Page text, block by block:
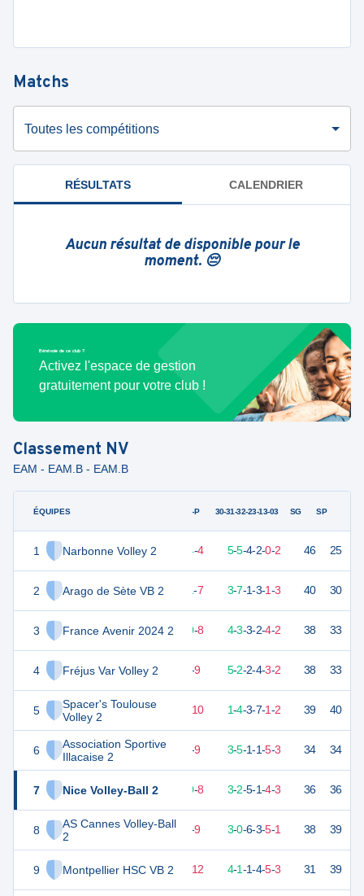
Matchs
Toutes les compétitions
RÉSULTATS CALENDRIER
Aucun résultat de disponible pour le
moment. 😔
Bénévole de ce club ?
Activez l'espace de gestion
gratuitement pour votre club !
Classement NV
EAM - EAM.B - EAM.B
ÉQUIPES
1 Narbonne Volley 2
2 Arago de Sète VB 2
3 France Avenir 2024 2
4 Fréjus Var Volley 2
5
Spacer's Toulouse
Volley 2
6
Association Sportive
Illacaise 2
7 Nice Volley-Ball 2
8
AS Cannes Volley-Ball
2
9 Montpellier HSC VB 2
G-P 30-31-32-23-13-03 SG SP
40 18 14-4 5-5-4-2-0-2 46 25
35 18 11-7 3-7-1-3-1-3 40 30
29 18 10-8 4-3-3-2-4-2 38 33
29 18 -9 5-2-2-4-3-2 38 33
28 18 10 1-4-3-7-1-2 39 40
27 18 -9 3-5-1-1-5-3 34 34
26 18 10-8 3-2-5-1-4-3 36 36
24 18 -9 3-0-6-3-5-1 38 39
21 18 12 4-1-1-4-5-3 31 39